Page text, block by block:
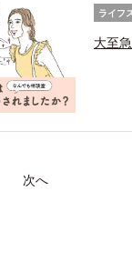
ライフ
大至
次へ